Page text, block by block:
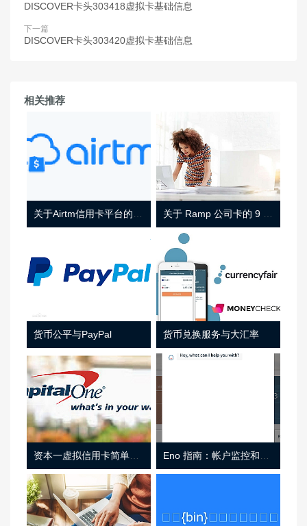
DISCOVER卡头303418虚拟卡基础信息
下一篇
DISCOVER卡头303420虚拟卡基础信息
相关推荐
货币公平与PayPal 货币兑换服务与大汇率
资本一虚拟信用卡简单介绍